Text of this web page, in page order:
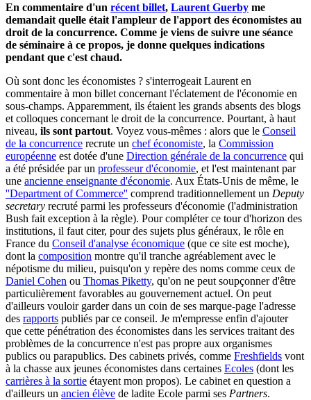
En commentaire d'un récent billet, Laurent Guerby me
demandait quelle était l'ampleur de l'apport des économistes au
droit de la concurrence. Comme je viens de suivre une séance
de séminaire à ce propos, je donne quelques indications
pendant que c'est chaud.
Où sont donc les économistes ? s'interrogeait Laurent en
commentaire à mon billet concernant l'éclatement de l'économie en
sous-champs. Apparemment, ils étaient les grands absents des blogs
et colloques concernant le droit de la concurrence. Pourtant, à haut
niveau, ils sont partout. Voyez vous-mêmes : alors que le Conseil
de la concurrence recrute un chef économiste, la Commission
européenne est dotée d'une Direction générale de la concurrence qui
a été présidée par un professeur d'économie, et l'est maintenant par
une ancienne enseignante d'économie. Aux États-Unis de même, le
''Department of Commerce'' comprend traditionnellement un Deputy
secretary recruté parmi les professeurs d'économie (l'administration
Bush fait exception à la règle). Pour compléter ce tour d'horizon des
institutions, il faut citer, pour des sujets plus généraux, le rôle en
France du Conseil d'analyse économique (que ce site est moche),
dont la composition montre qu'il tranche agréablement avec le
népotisme du milieu, puisqu'on y repère des noms comme ceux de
Daniel Cohen ou Thomas Piketty, qu'on ne peut soupçonner d'être
particulièrement favorables au gouvernement actuel. On peut
d'ailleurs vouloir garder dans un coin de ses marque-page l'adresse
des rapports publiés par ce conseil. Je m'empresse enfin d'ajouter
que cette pénétration des économistes dans les services traitant des
problèmes de la concurrence n'est pas propre aux organismes
publics ou parapublics. Des cabinets privés, comme Freshfields vont
à la chasse aux jeunes économistes dans certaines Ecoles (dont les
carrières à la sortie étayent mon propos). Le cabinet en question a
d'ailleurs un ancien élève de ladite Ecole parmi ses Partners.